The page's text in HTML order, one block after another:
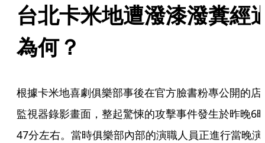
台北卡米地遭潑漆潑糞經
為何？
根據卡米地喜劇俱樂部事後在官方臉書粉專公開的店
監視器錄影畫面，整起驚悚的攻擊事件發生於昨晚6
47分左右。當時俱樂部內部的演職人員正進行當晚演